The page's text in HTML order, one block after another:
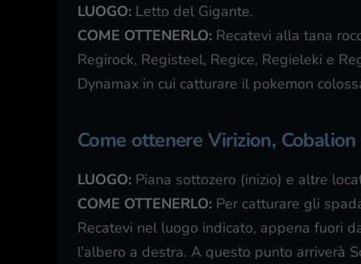
LUOGO: Letto del Gigante.
COME OTTENERLO: Recatevi alla tana
Regirock, Registeel, Regice, Regieleki e
Dynamax in cui catturare il pokemon
Come ottenere Virizion,
LUOGO: Piana sottozero (inizio) e altre
COME OTTENERLO: Per catturare gli
Recatevi nel luogo indicato, appena fuori
l’albero a destra. A questo punto arriverà